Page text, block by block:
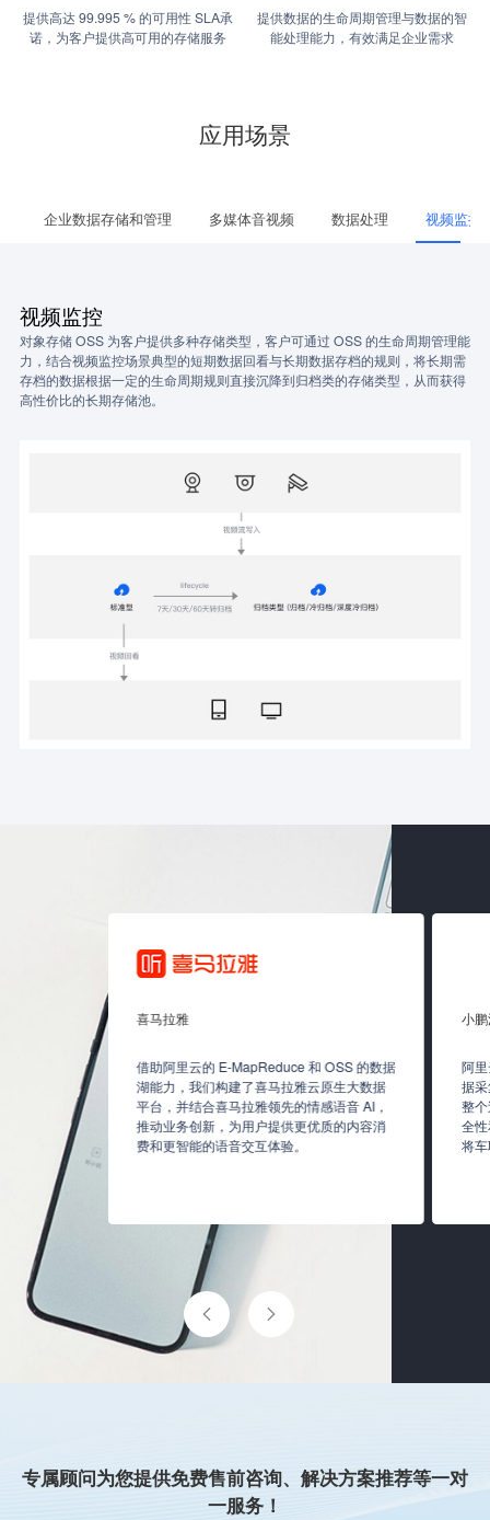
提供高达 99.995 % 的可用性 SLA承
诺，为客户提供高可用的存储服务
提供数据的生命周期管理与数据的智
能处理能力，有效满足企业需求
应用场景
企业数据存储和管理 多媒体音视频 数据处理 视频监控
视频监控
对象存储 OSS 为客户提供多种存储类型，客户可通过 OSS 的生命周期管理能
力，结合视频监控场景典型的短期数据回看与长期数据存档的规则，将长期需
存档的数据根据一定的生命周期规则直接沉降到归档类的存储类型，从而获得
高性价比的长期存储池。
平台，并
喜马拉雅
借助阿里云的 E-MapReduce 和 OSS 的数据
湖能力，我们构建了喜马拉雅云原生大数据
平台，并结合喜马拉雅领先的情感语音 AI，
推动业务创新，为用户提供更优质的内容消
费和更智能的语音交互体验。
小
阿
据
整
全
将
专属顾问为您提供免费售前咨询、解决方案推荐等一对
一服务！